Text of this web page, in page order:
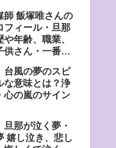
師 飯塚唯さんの
フィール・旦那
や年齢、職業、
供さん・一番弟
台風の夢のスピ
な意味とは？浄
心の嵐のサイン
旦那が泣く夢・